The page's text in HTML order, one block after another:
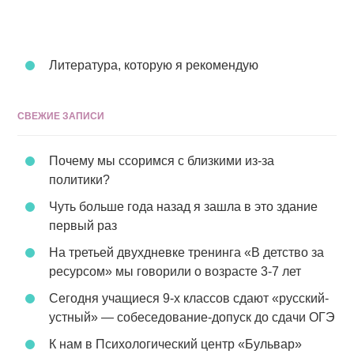
Литература, которую я рекомендую
СВЕЖИЕ ЗАПИСИ
Почему мы ссоримся с близкими из-за
политики?
Чуть больше года назад я зашла в это здание
первый раз
На третьей двухдневке тренинга «В детство за
ресурсом» мы говорили о возрасте 3-7 лет
Сегодня учащиеся 9-х классов сдают «русский-
устный» — собеседование-допуск до сдачи ОГЭ
К нам в Психологический центр «Бульвар»